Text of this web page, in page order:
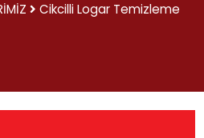
Cikcilli Logar Temizleme